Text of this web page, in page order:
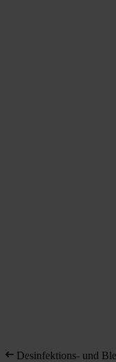
Desinfektions- und